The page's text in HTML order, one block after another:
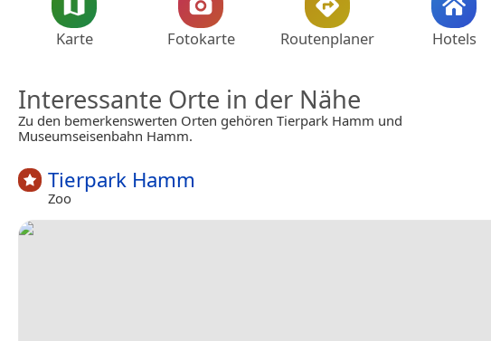
Karte Fotokarte Routenplaner Hotels
Interessante Orte in der Nähe
Zu den bemerkenswerten Orten gehören Tierpark Hamm und
Museumseisenbahn Hamm.
Tierpark Hamm
Zoo